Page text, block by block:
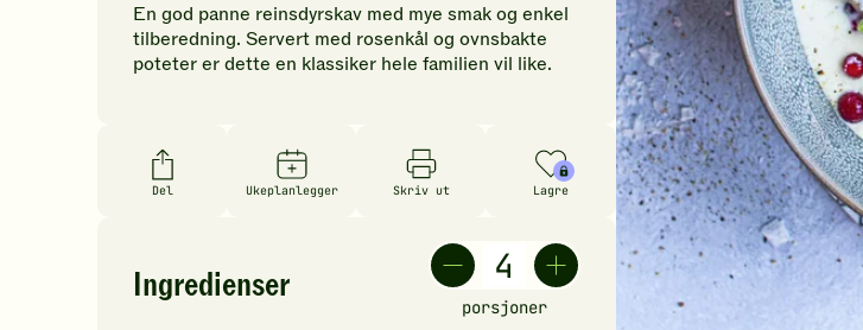
oppskriften.
En god panne reinsdyrskav med mye smak og enkel
tilberedning. Servert med rosenkål og ovnsbakte
poteter er dette en klassiker hele familien vil like.
Del Ukeplanlegger Skriv ut Lagre
Ingredienser
porsjoner